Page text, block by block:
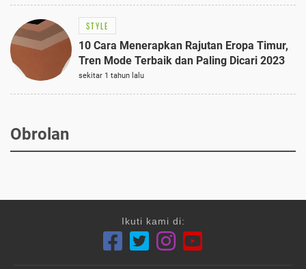
STYLE
10 Cara Menerapkan Rajutan Eropa Timur,
Tren Mode Terbaik dan Paling Dicari 2023
sekitar 1 tahun lalu
Obrolan
Ikuti kami di: